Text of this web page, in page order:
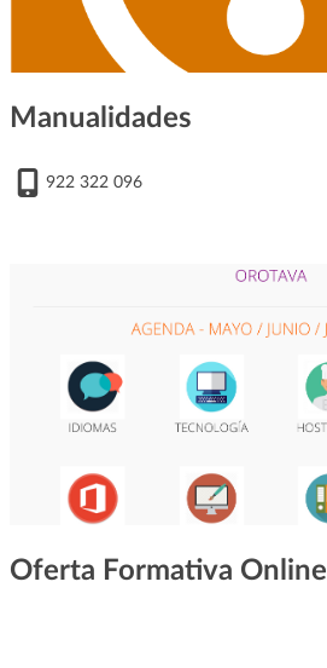
Manualidades
922 322 096
Oferta Formativa Online